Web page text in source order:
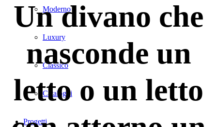
Moderno
Luxury
Classico
Cataloghi
Progetti
Un divano che
nasconde un
letto o un letto